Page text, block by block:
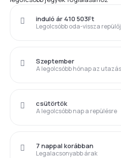
Legolcsóbb oda-vissza
induló ár 410 503Ft
A legolcsóbb hónap az
Szeptember
A legolcsóbb nap a repülésre
csütörtök
Legalacsonyabb árak
7 nappal korábban